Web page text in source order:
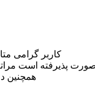
کاربر گرامی
است مراتب این مسئله را
همچنین